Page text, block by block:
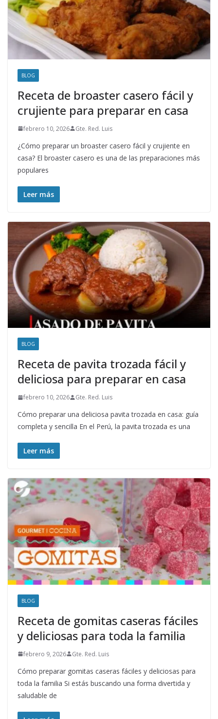
BLOG
Receta de broaster casero fácil y
crujiente para preparar en casa
febrero 10, 2026 Gte. Red. Luis
¿Cómo preparar un broaster casero fácil y crujiente en
casa? El broaster casero es una de las preparaciones más
populares
Leer más
BLOG
Receta de pavita trozada fácil y
deliciosa para preparar en casa
febrero 10, 2026 Gte. Red. Luis
Cómo preparar una deliciosa pavita trozada en casa: guía
completa y sencilla En el Perú, la pavita trozada es una
Leer más
BLOG
Receta de gomitas caseras fáciles
y deliciosas para toda la familia
febrero 9, 2026 Gte. Red. Luis
Cómo preparar gomitas caseras fáciles y deliciosas para
toda la familia Si estás buscando una forma divertida y
saludable de